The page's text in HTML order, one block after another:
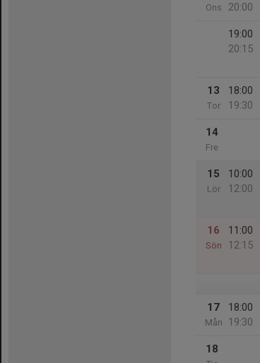
Ons
20:00
19:00
20:15
13
Tor
18:00
19:30
14
Fre
15
Lör
10:00
12:00
16
Sön
11:00
12:15
17
Mån
18:00
19:30
18